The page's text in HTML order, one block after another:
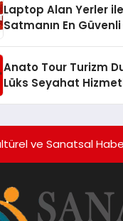
Laptop Alan Yerler
Satmanın En Güvenli
Anato Tour Turizm
Lüks Seyahat
ve Sanatsal